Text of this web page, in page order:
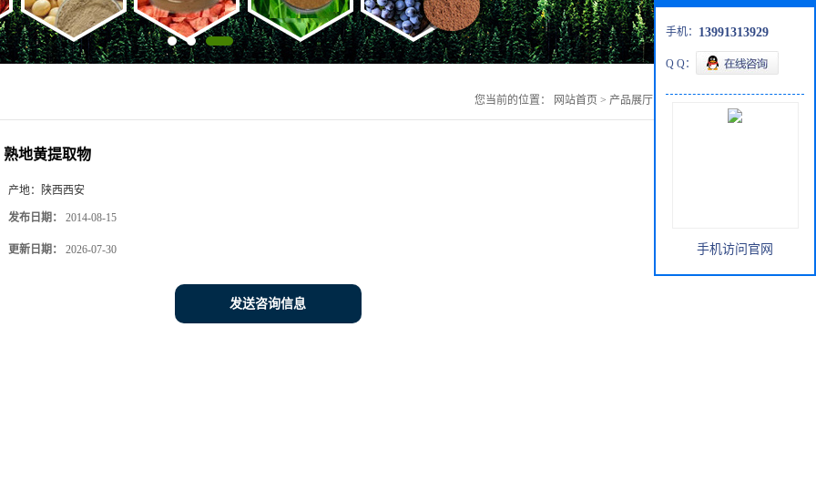
您当前的位置： 网站首页 > 产品展厅
熟地黄提取物
产地： 陕西西安
发布日期： 2014-08-15
更新日期： 2026-07-30
发送咨询信息
手机： 13991313929
Q Q：
手机访问官网